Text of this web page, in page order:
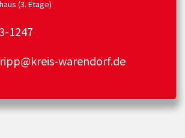
(3. Etage)
1247
warendorf.de